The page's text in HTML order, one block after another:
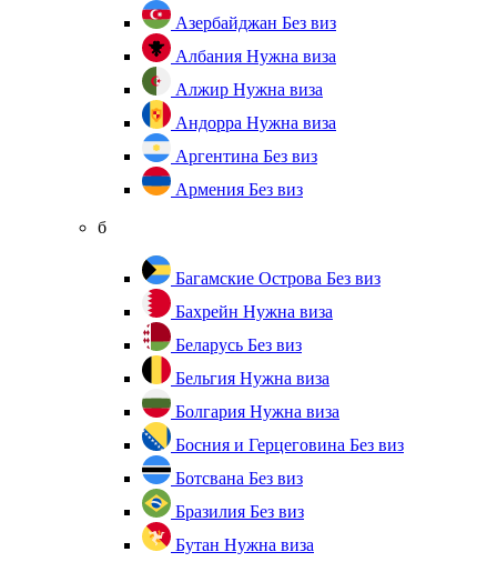
Азербайджан Без виз
Албания Нужна виза
Алжир Нужна виза
Андорра Нужна виза
Аргентина Без виз
Армения Без виз
б
Багамские Острова Без виз
Бахрейн Нужна виза
Беларусь Без виз
Бельгия Нужна виза
Болгария Нужна виза
Босния и Герцеговина Без виз
Ботсвана Без виз
Бразилия Без виз
Бутан Нужна виза